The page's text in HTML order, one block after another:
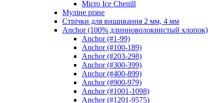
Micro Ice Chenill
Муліне різне
Стрічки для вишивання 2 мм, 4 мм
Anchor (100% длинноволокнистый хлопок)
Anchor (#1-99)
Anchor (#100-189)
Anchor (#203-298)
Anchor (#300-399)
Anchor (#400-899)
Anchor (#900-979)
Anchor (#1001-1098)
Anchor (#1201-9575)